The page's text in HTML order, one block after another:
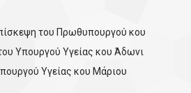
του Πρωθυπουργού κου
Υπουργού Υγείας κου Άδωνι
Υγείας κου Μάριου